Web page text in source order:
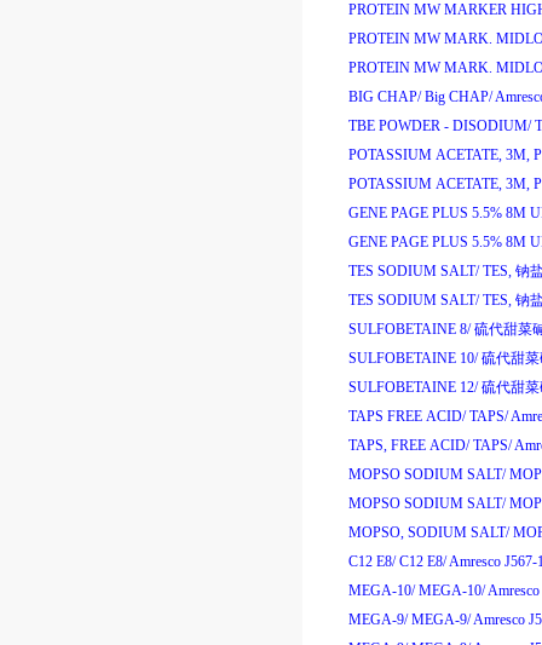
PROTEIN MW MARKER
PROTEIN MW MARK.
PROTEIN MW MARK.
BIG CHAP/ Big CHAP/
TBE POWDER - DISODIUM/
POTASSIUM ACETATE, 3M,
POTASSIUM ACETATE, 3M,
GENE PAGE PLUS 5.5% 8M
GENE PAGE PLUS 5.5% 8M
TES SODIUM SALT/ TES, 钠
TES SODIUM SALT/ TES, 钠
SULFOBETAINE 8/ 硫代甜菜
SULFOBETAINE 10/ 硫代甜
SULFOBETAINE 12/ 硫代甜
TAPS FREE ACID/ TAPS/
TAPS, FREE ACID/ TAPS/
MOPSO SODIUM SALT/
MOPSO SODIUM SALT/
MOPSO, SODIUM SALT/
C12 E8/ C12 E8/Amresco J567-
MEGA-10/ MEGA-10/
MEGA-9/ MEGA-9/Amresco